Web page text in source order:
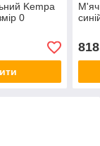
Kempa
0
М'яч
818